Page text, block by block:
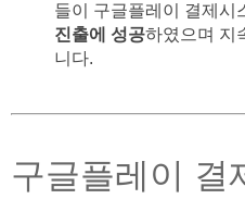
들이 구글플레이 결제시
진출에 성공하였으며 지
니다.
구글플레이 결